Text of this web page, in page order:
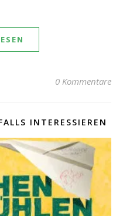
0 Kommentare
INTERESSIEREN